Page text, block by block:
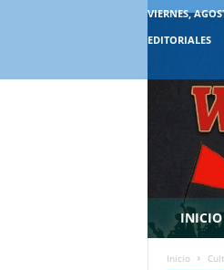
VIERNES,
EDITORIALES
INICIO
Inicio